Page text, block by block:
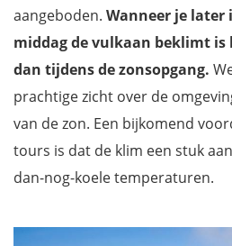
aangeboden. Wanneer je later
middag de vulkaan beklimt
dan tijdens de zonsopgang.
prachtige zicht over de
van de zon. Een bijkomend
tours is dat de klim een stuk
dan-nog-koele temperaturen.